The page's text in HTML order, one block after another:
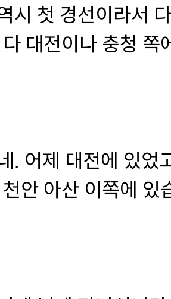
시 첫 경선이라서
대전이나 충청 쪽
. 어제 대전에 있었
안 아산 이쪽에 있